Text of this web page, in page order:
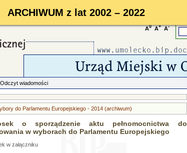
ARCHIWUM z lat 2002 – 2022
A0 A+ A-
wiadomości
do Parlamentu Europejskiego - 2014 (archiwum)
o sporządzenie aktu pełnomocnictwa do
w wyborach do Parlamentu Europejskiego
w załączniku